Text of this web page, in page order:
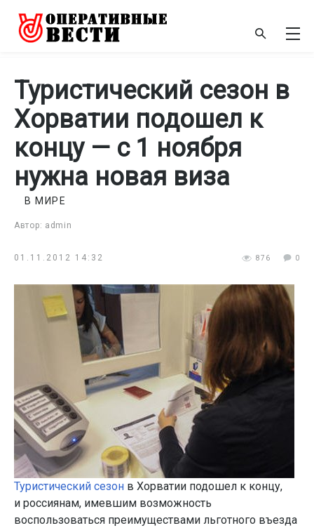
Туристический сезон в
Хорватии подошел к
концу — с 1 ноября
нужна новая виза
Автор: admin
В МИРЕ
01.11.2012 14:32 876 0
Туристический сезон в Хорватии подошел к концу,
и россиянам, имевшим возможность
воспользоваться преимуществами льготного въезда